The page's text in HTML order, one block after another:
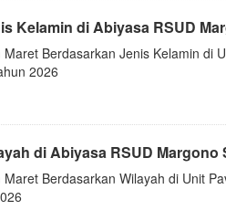
Kelamin di Abiyasa RSUD
Berdasarkan Jenis Kelamin di
2026
di Abiyasa RSUD Margono
Berdasarkan Wilayah di Unit